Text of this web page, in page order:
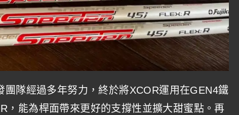
團隊經過多年努力，終於將XCOR運用在GEN4鐵
，能為桿面帶來更好的支撐性並擴大甜蜜點。再